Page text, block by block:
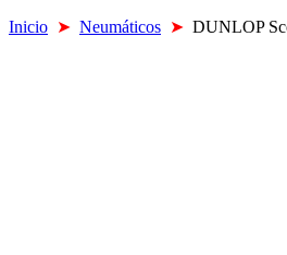
Inicio ➤ Neumáticos ➤ DUNLOP